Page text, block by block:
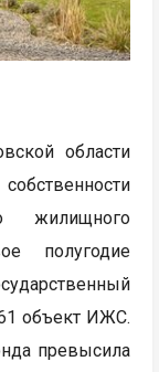
области
жилищного
полугодие
объект ИЖС.
превысила